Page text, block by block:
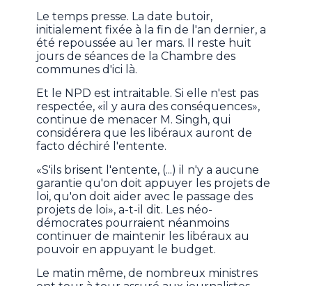
Le temps presse. La date butoir,
initialement fixée à la fin de l'an dernier, a
été repoussée au 1er mars. Il reste huit
jours de séances de la Chambre des
communes d'ici là.
Et le NPD est intraitable. Si elle n'est pas
respectée, «il y aura des conséquences»,
continue de menacer M. Singh, qui
considérera que les libéraux auront de
facto déchiré l'entente.
«S'ils brisent l'entente, (...) il n'y a aucune
garantie qu'on doit appuyer les projets de
loi, qu'on doit aider avec le passage des
projets de loi», a-t-il dit. Les néo-
démocrates pourraient néanmoins
continuer de maintenir les libéraux au
pouvoir en appuyant le budget.
Le matin même, de nombreux ministres